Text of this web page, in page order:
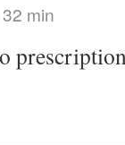
min